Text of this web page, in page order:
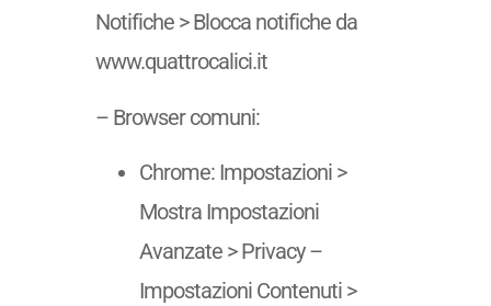
Notifiche > Blocca notifiche da
www.quattrocalici.it
– Browser comuni:
Chrome: Impostazioni >
Mostra Impostazioni
Avanzate > Privacy –
Impostazioni Contenuti >